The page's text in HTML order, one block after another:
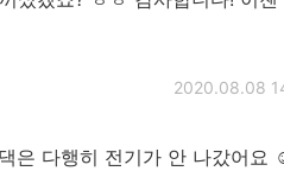
2020.08.08
은 다행히 전기가 안 나갔어요